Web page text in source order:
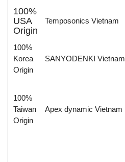
100%
USA
Origin
Temposonics Vietnam
100%
Korea
Origin
SANYODENKI Vietnam
100%
Taiwan
Origin
Apex dynamic Vietnam